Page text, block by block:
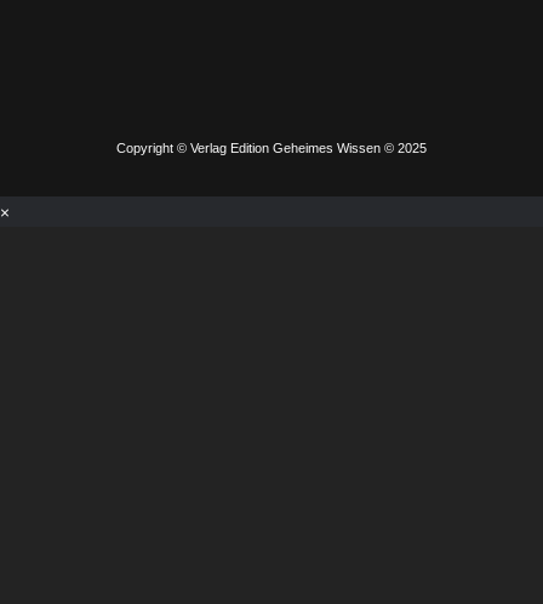
Copyright © Verlag Edition Geheimes Wissen © 2025
×